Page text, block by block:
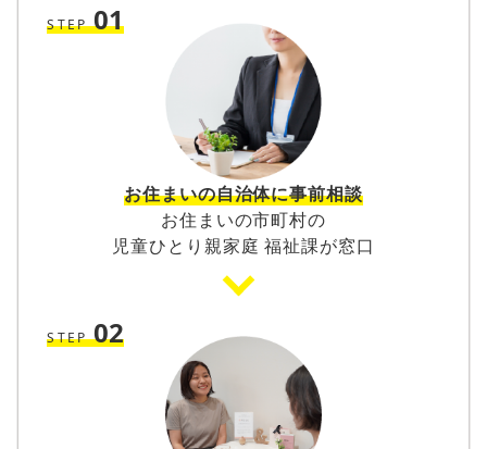
STEP01
お住まいの自治体に事前相談
お住まいの市町村の
児童ひとり親家庭 福祉課が窓口
STEP02